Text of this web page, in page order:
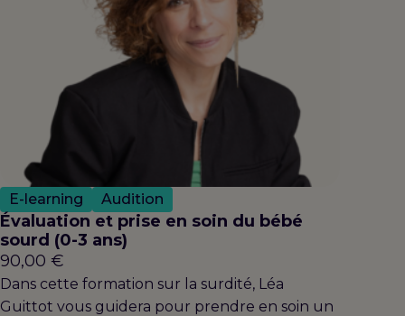
E-learning Audition
Évaluation et prise en soin du bébé
sourd (0-3 ans)
90,00 €
Dans cette formation sur la surdité, Léa
Guittot vous guidera pour prendre en soin un